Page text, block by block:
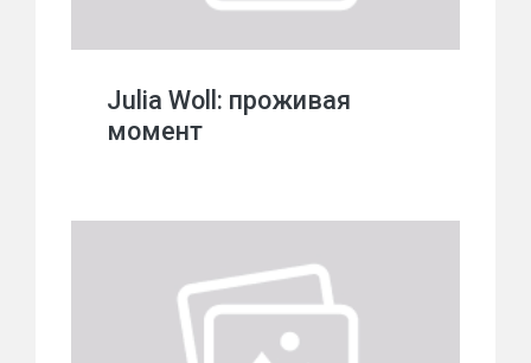
Julia Woll: проживая
момент